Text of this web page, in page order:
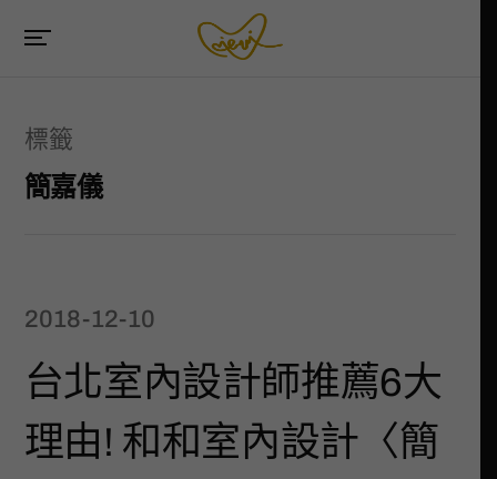
標籤
簡嘉儀
2018-12-10
台北室內設計師推薦6大
理由! 和和室內設計〈簡